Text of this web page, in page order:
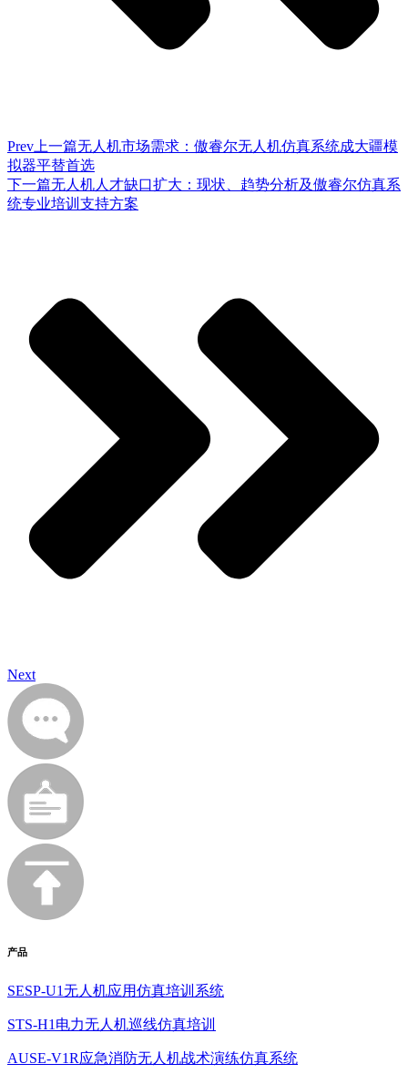
Prev 上一篇无人机市场需求：傲睿尔无人机仿真系统成大疆模
拟器平替首选
下一篇无人机人才缺口扩大：现状、趋势分析及傲睿尔仿真系
统专业培训支持方案
Next
产品
SESP-U1无人机应用仿真培训系统
STS-H1电力无人机巡线仿真培训
AUSE-V1R应急消防无人机战术演练仿真系统